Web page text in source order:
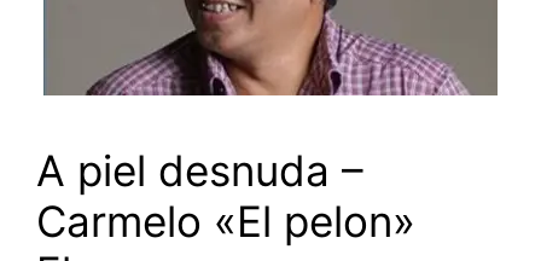
A piel desnuda –
Carmelo «El pelon»